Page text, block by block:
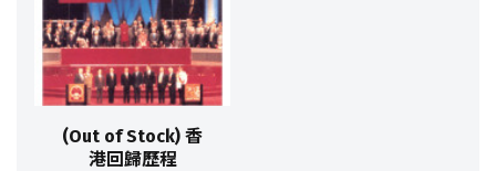
(Out of Stock) 香
港回歸歷程